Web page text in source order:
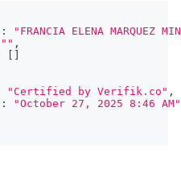
:
"FRANCIA ELENA MARQUEZ
"" ,
"Certified by Verifik.co" ,
:
"October 27, 2025 8:46 AM"